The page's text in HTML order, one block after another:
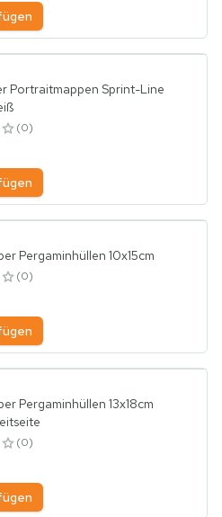
Portraitmappen Sprint-Line
0
Pergaminhüllen 10x15cm
0
Pergaminhüllen 13x18cm
0